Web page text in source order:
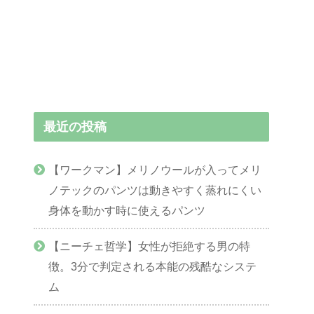
最近の投稿
【ワークマン】メリノウールが入ってメリ
ノテックのパンツは動きやすく蒸れにくい
身体を動かす時に使えるパンツ
【ニーチェ哲学】女性が拒絶する男の特
徴。3分で判定される本能の残酷なシステ
ム